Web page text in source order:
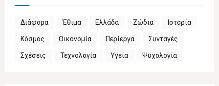
Διάφορα Έθιμα Ελλάδα Ζώδια Ιστορία
Κόσμος Οικονομία Περίεργα Συνταγές
Σχέσεις Τεχνολογία Υγεία Ψυχολογία